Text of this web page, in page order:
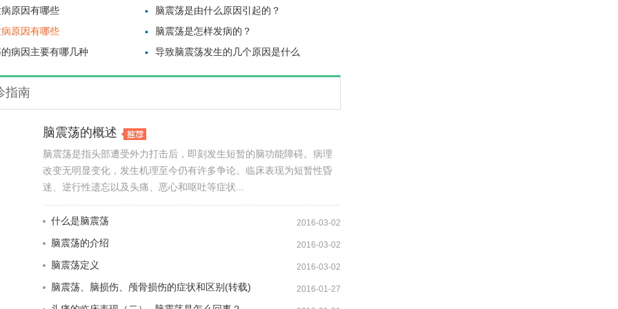
原因有哪些
脑震荡是由什么原因引起的？
原因有哪些
脑震荡是怎样发病的？
病因主要有哪几种
导致脑震荡发生的几个原因是什么
指南
脑震荡的概述
脑震荡是指头部遭受外力打击后，即刻发生短暂的脑功能障碍。病理
改变无明显变化，发生机理至今仍有许多争论。临床表现为短暂性昏
迷、逆行性遗忘以及头痛、恶心和呕吐等症状...
什么是脑震荡 2016-03-02
脑震荡的介绍 2016-03-02
脑震荡定义 2016-03-02
脑震荡、脑损伤、颅骨损伤的症状和区别(转载) 2016-01-27